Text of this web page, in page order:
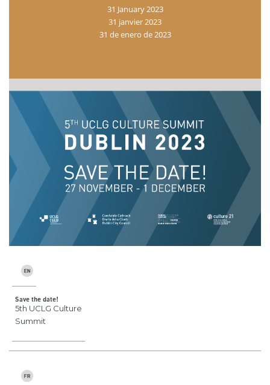
31 January 2023
31 janvier 2023
31 de enero de 2023
Save the date!
5th UCLG Culture
Summit